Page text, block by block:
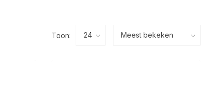
Toon: